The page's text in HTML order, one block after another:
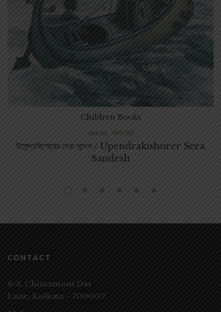
উপেন্দ্রকিশোরের সেরা সন্দেশ / Upendrakishorer Sera
Sandesh
Children Books
600.00 480.00
CONTACT
8/3, Chintamoni Das
Lane, Kolkata – 700009